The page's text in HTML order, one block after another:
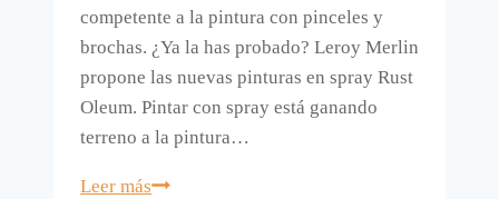
competente a la pintura con pinceles y
brochas. ¿Ya la has probado? Leroy Merlin
propone las nuevas pinturas en spray Rust
Oleum. Pintar con spray está ganando
terreno a la pintura…
Leer másPintar